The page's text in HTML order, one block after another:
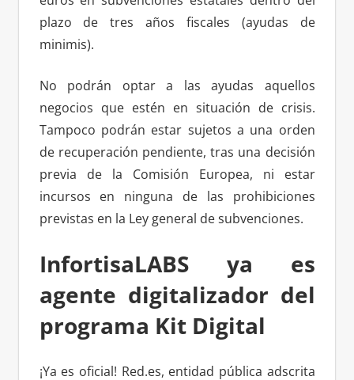
plazo de tres años fiscales (ayudas de
minimis).
No podrán optar a las ayudas aquellos
negocios que estén en situación de crisis.
Tampoco podrán estar sujetos a una orden
de recuperación pendiente, tras una decisión
previa de la Comisión Europea, ni estar
incursos en ninguna de las prohibiciones
previstas en la Ley general de subvenciones.
InfortisaLABS ya es
agente digitalizador del
programa Kit Digital
¡Ya es oficial! Red.es, entidad pública adscrita